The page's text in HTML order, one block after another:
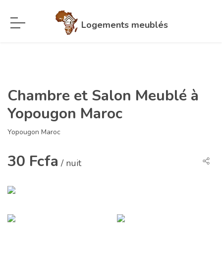
Logements meublés
Chambre et Salon Meublé à
Yopougon Maroc
Yopougon Maroc
30 Fcfa / nuit